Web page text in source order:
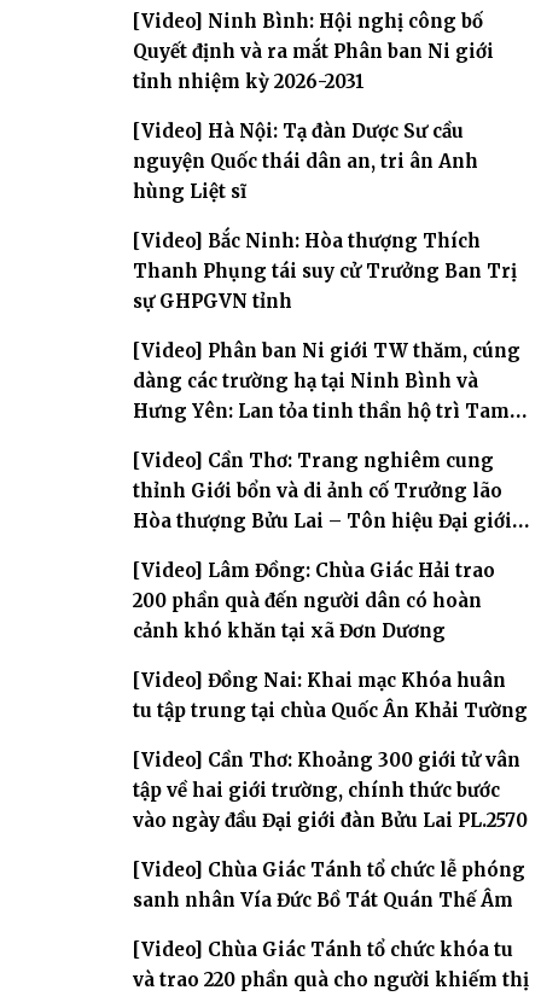
[Video] Ninh Bình: Hội nghị công bố
Quyết định và ra mắt Phân ban Ni giới
tỉnh nhiệm kỳ 2026-2031
[Video] Hà Nội: Tạ đàn Dược Sư cầu
nguyện Quốc thái dân an, tri ân Anh
hùng Liệt sĩ
[Video] Bắc Ninh: Hòa thượng Thích
Thanh Phụng tái suy cử Trưởng Ban Trị
sự GHPGVN tỉnh
[Video] Phân ban Ni giới TW thăm, cúng
dàng các trường hạ tại Ninh Bình và
Hưng Yên: Lan tỏa tinh thần hộ trì Tam
[Video] Cần Thơ: Trang nghiêm cung
thỉnh Giới bổn và di ảnh cố Trưởng lão
Hòa thượng Bửu Lai – Tôn hiệu Đại giới
[Video] Lâm Đồng: Chùa Giác Hải trao
200 phần quà đến người dân có hoàn
cảnh khó khăn tại xã Đơn Dương
[Video] Đồng Nai: Khai mạc Khóa huân
tu tập trung tại chùa Quốc Ân Khải Tường
[Video] Cần Thơ: Khoảng 300 giới tử vân
tập về hai giới trường, chính thức bước
vào ngày đầu Đại giới đàn Bửu Lai PL.2570
[Video] Chùa Giác Tánh tổ chức lễ phóng
sanh nhân Vía Đức Bồ Tát Quán Thế Âm
[Video] Chùa Giác Tánh tổ chức khóa tu
và trao 220 phần quà cho người khiếm thị